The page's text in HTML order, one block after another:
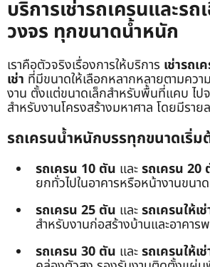
บริการเช่ารถเครนและร
วงจร ทุกขนาดน้ำหนัก
เราคือตัวจริงเรื่องการให้บริการ เช่ารถเ
เช่า ที่มีขนาดให้เลือกหลากหลายตามควา
งาน ตั้งแต่ขนาดเล็กสำหรับพื้นที่แคบ ไป
สำหรับงานโครงสร้างมหาศาล โดยมีราย
รถเครนน้ำหนักบรรทุกขนาดเริ่ม
รถเครน 10 ตัน และรถเครน 20
ยกทั่วไปในอาคารหรือหน้างานขนา
รถเครน 25 ตัน และรถเครนให้เ
สำหรับงานก่อสร้างบ้านและอาคา
รถเครน 30 ตัน และรถเครนให้เ